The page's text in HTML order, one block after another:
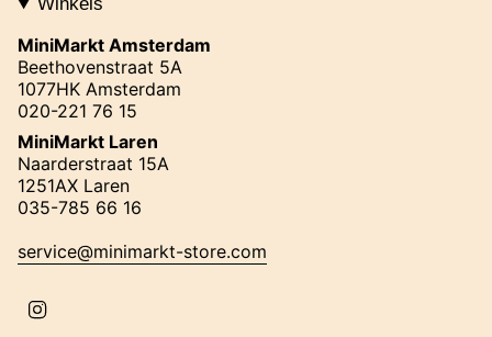
MiniMarkt Amsterdam
Beethovenstraat 5A
1077HK Amsterdam
020-221 76 15
MiniMarkt Laren
Naarderstraat 15A
1251AX Laren
035-785 66 16
service@minimarkt-store.com